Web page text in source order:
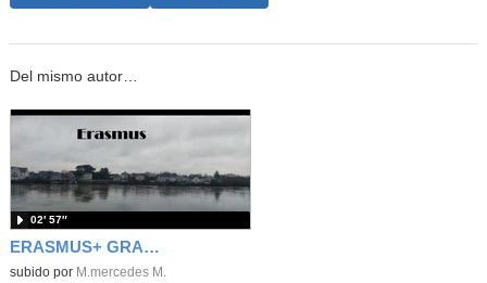
Del mismo autor…
ERASMUS+ GRADOS MEDIOS CHOLET ENERO 2024
subido por M.mercedes M.
02′ 57″